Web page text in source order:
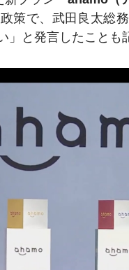
策で、武田良太総
と発言したことも